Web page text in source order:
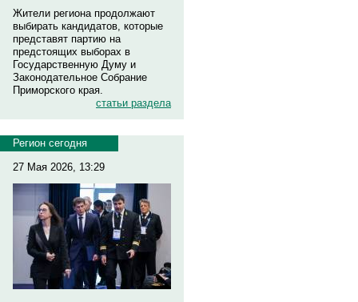
Жители региона продолжают
выбирать кандидатов, которые
представят партию на
предстоящих выборах в
Государственную Думу и
Законодательное Собрание
Приморского края.
статьи раздела
Регион сегодня
27 Мая 2026, 13:29